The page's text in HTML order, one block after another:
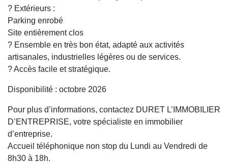
? Extérieurs :
Parking enrobé
Site entièrement clos
? Ensemble en très bon état, adapté aux activités
artisanales, industrielles légères ou de services.
? Accès facile et stratégique.
Disponibilité : octobre 2026
Pour plus d’informations, contactez DURET L’IMMOBILIER
D’ENTREPRISE, votre spécialiste en immobilier
d’entreprise.
Accueil téléphonique non stop du Lundi au Vendredi de
8h30 à 18h.